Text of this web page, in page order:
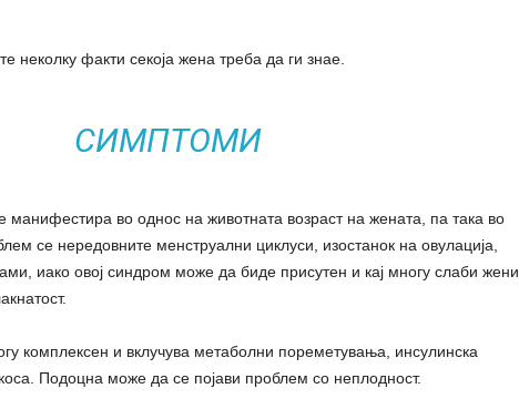
неколку факти секоја жена треба да ги знае.
СИМПТОМИ
манифестира во однос на животната возраст на жената, па така во
се нередовните менструални циклуси, изостанок на овулација,
иако овој синдром може да биде присутен и кај многу слаби жени,
комплексен и вклучува метаболни пореметувања, инсулинска
коса. Подоцна може да се појави проблем со неплодност.